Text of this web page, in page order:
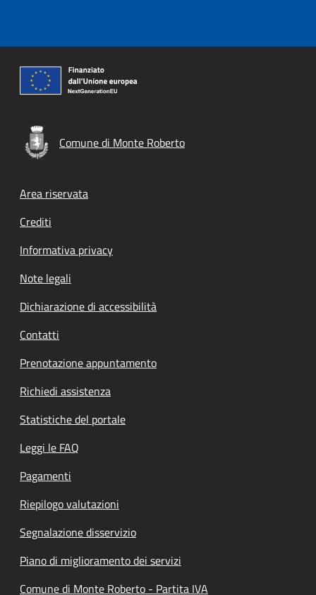
Comune di Monte Roberto
Footer menu
Area riservata
Crediti
Informativa privacy
Note legali
Dichiarazione di accessibilità
Contatti
Prenotazione appuntamento
Richiedi assistenza
Statistiche del portale
Leggi le FAQ
Pagamenti
Riepilogo valutazioni
Segnalazione disservizio
Piano di miglioramento dei servizi
Comune di Monte Roberto - Partita IVA